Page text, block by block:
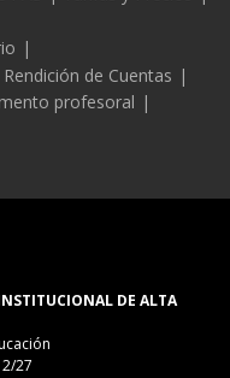
Rendición de Cuentas
profesoral
DE ALTA
27